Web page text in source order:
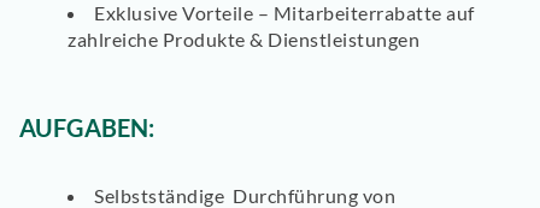
Exklusive Vorteile – Mitarbeiterrabatte auf
zahlreiche Produkte & Dienstleistungen
AUFGABEN:
Selbstständige Durchführung von